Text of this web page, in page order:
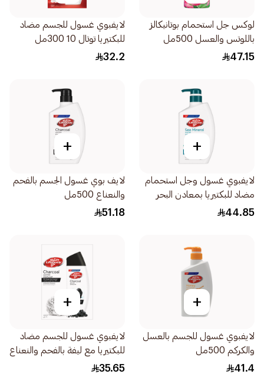
لوكس جل استحمام بوتانيكالز
باللوتس والعسل 500مل
47.15
لايفبوي غسول للجسم مضاد
للبكتيريا توتال 10 300مل
32.2
+
لايفبوي غسول وجل استحمام
مضاد للبكتيريا بمعادن البحر
500مل
44.85
+
لايف بوي غسول الجسم بالفحم
والنعناع 500مل
51.18
+
لايفبوي غسول للجسم بالعسل
والكركم 500مل
41.4
+
لايفبوي غسول للجسم مضاد
للبكتيريا مع ليفة بالفحم والنعناع
300مل
35.65